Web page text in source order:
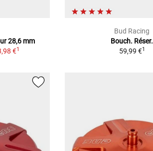
28,6 mm
€1
Bud Racing
Bouch. Réser.
59,99 €1